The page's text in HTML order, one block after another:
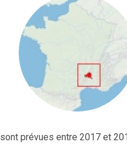
sont prévues entre 2017 et